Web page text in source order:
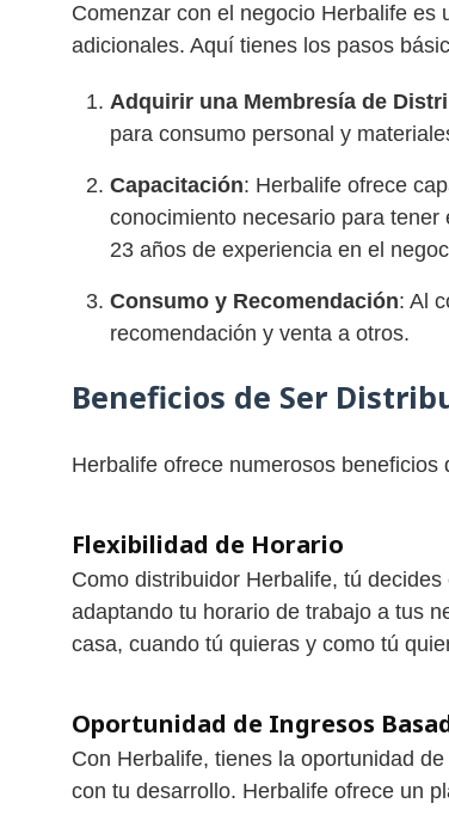
Comenzar con el negocio Herbalife
adicionales. Aquí tienes los pasos
Adquirir una Membresía de
para consumo personal y
Capacitación: Herbalife ofrece
conocimiento necesario para
23 años de experiencia en el
Consumo y Recomendación: Al
recomendación y venta a otros.
Beneficios de Ser
Herbalife ofrece numerosos
Flexibilidad de Horario
Como distribuidor Herbalife, tú
adaptando tu horario de trabajo a tus
casa, cuando tú quieras y como tú
Oportunidad de Ingresos
Con Herbalife, tienes la oportunidad
con tu desarrollo. Herbalife ofrece un